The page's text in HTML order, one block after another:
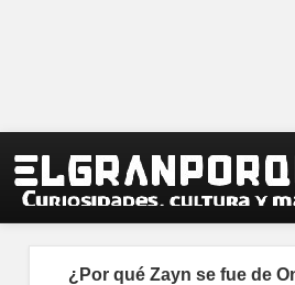
¿Por qué Zayn se fue de